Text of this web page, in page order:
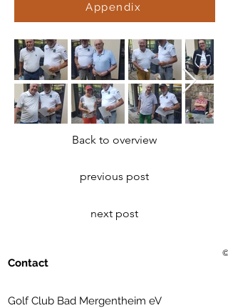
Appendix
Back to overview
previous post
next post
Contact
Golf Club Bad Mergentheim eV